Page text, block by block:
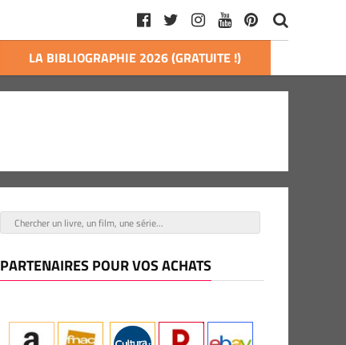
LA BIBLIOGRAPHIE 2026 (GRATUITE !)
PARTENAIRES POUR VOS ACHATS